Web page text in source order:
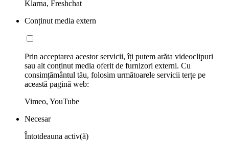
Klarna, Freshchat
Conținut media extern
Prin acceptarea acestor servicii, îți putem arăta videoclipuri
sau alt conținut media oferit de furnizori externi. Cu
consimțământul tău, folosim următoarele servicii terțe pe
această pagină web:
Vimeo, YouTube
Necesar
Întotdeauna activ(ă)